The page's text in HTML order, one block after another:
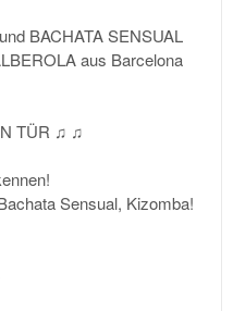
BACHATA SENSUAL
aus Barcelona
TÜR ♫ ♫
Sensual, Kizomba!